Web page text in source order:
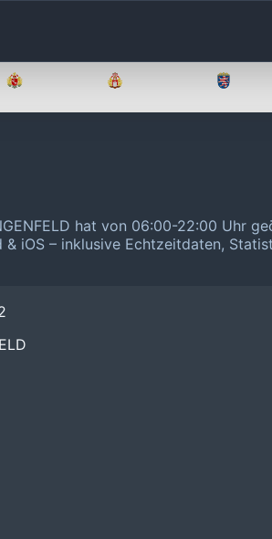
hat von 06:00-22:00 Uhr
iOS – inklusive Echtzeitdaten,